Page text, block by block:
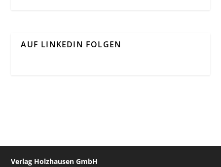
AUF LINKEDIN FOLGEN
Verlag Holzhausen GmbH